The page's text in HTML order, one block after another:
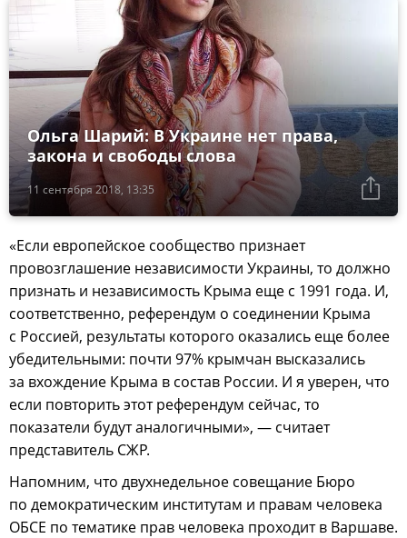
11 сентября 2018, 13:35
Ольга Шарий: В Украине нет права,
закона и свободы слова
«Если европейское сообщество признает
провозглашение независимости Украины, то должно
признать и независимость Крыма еще с 1991 года. И,
соответственно, референдум о соединении Крыма
с Россией, результаты которого оказались еще более
убедительными: почти 97% крымчан высказались
за вхождение Крыма в состав России. И я уверен, что
если повторить этот референдум сейчас, то
показатели будут аналогичными», — считает
представитель СЖР.
Напомним, что двухнедельное совещание Бюро
по демократическим институтам и правам человека
ОБСЕ по тематике прав человека проходит в Варшаве.